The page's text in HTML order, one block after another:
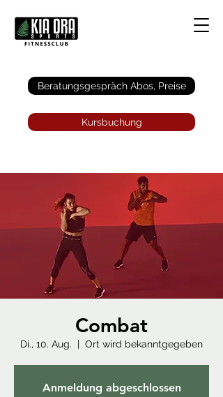
Beratungsgespräch Abos, Preise
Kursbuchung
Combat
Di., 10. Aug.
  |
Ort wird bekanntgegeben
Anmeldung abgeschlossen